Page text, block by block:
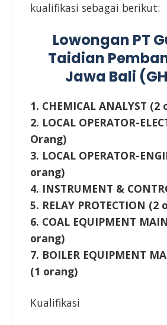
kualifikasi sebagai berikut:
Lowongan PT
Taidian
Jawa Bali
1. CHEMICAL ANALYST (2
2. LOCAL OPERATOR-
Orang)
3. LOCAL OPERATOR-
orang)
4. INSTRUMENT &
5. RELAY PROTECTION (2
6. COAL EQUIPMENT
orang)
7. BOILER EQUIPMENT
(1 orang)
Kualifikasi